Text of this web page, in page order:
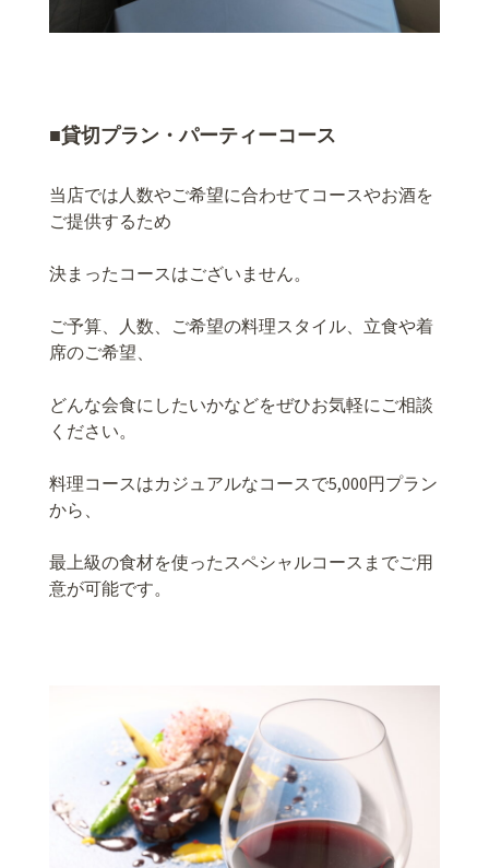
■貸切プラン・パーティーコース
当店では人数やご希望に合わせてコースやお酒を
ご提供するため
決まったコースはございません。
ご予算、人数、ご希望の料理スタイル、立食や着
席のご希望、
どんな会食にしたいかなどをぜひお気軽にご相談
ください。
料理コースはカジュアルなコースで5,000円プラン
から、
最上級の食材を使ったスペシャルコースまでご用
意が可能です。